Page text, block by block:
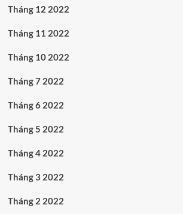
Tháng 12 2022
Tháng 11 2022
Tháng 10 2022
Tháng 7 2022
Tháng 6 2022
Tháng 5 2022
Tháng 4 2022
Tháng 3 2022
Tháng 2 2022